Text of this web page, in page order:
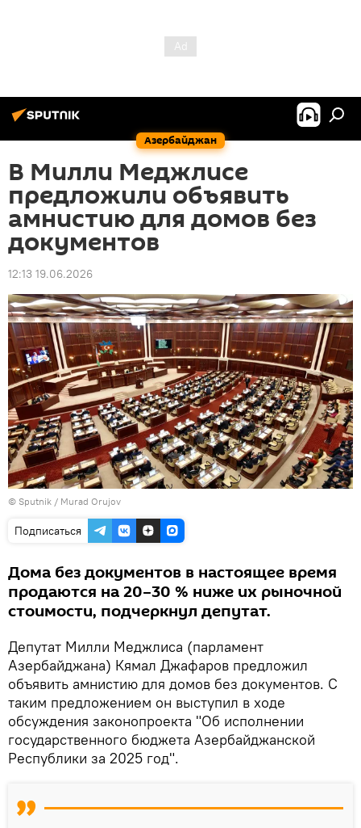
Азербайджан
В Милли Меджлисе
предложили объявить
амнистию для домов без
документов
12:13 19.06.2026
© Sputnik / Murad Orujov
Подписаться
Дома без документов в настоящее время
продаются на 20–30 % ниже их рыночной
стоимости, подчеркнул депутат.
Депутат Милли Меджлиса (парламент
Азербайджана) Кямал Джафаров предложил
объявить амнистию для домов без документов. С
таким предложением он выступил в ходе
обсуждения законопроекта "Об исполнении
государственного бюджета Азербайджанской
Республики за 2025 год".